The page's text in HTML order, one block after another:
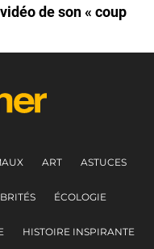
de son « coup
ART ASTUCES
ÉCOLOGIE
HISTOIRE INSPIRANTE